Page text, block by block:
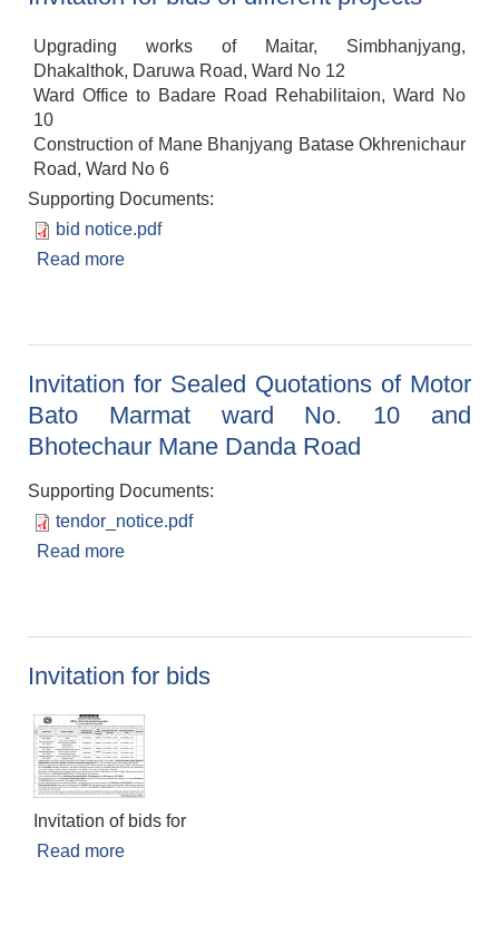
Upgrading works of Maitar, Simbhanjyang,
Dhakalthok, Daruwa Road, Ward No 12
Ward Office to Badare Road Rehabilitaion, Ward No
10
Construction of Mane Bhanjyang Batase Okhrenichaur
Road, Ward No 6
Supporting Documents:
bid notice.pdf
Read more
Invitation for Sealed Quotations of Motor
Bato Marmat ward No. 10 and
Bhotechaur Mane Danda Road
Supporting Documents:
tendor_notice.pdf
Read more
Invitation for bids
Invitation of bids for
Read more